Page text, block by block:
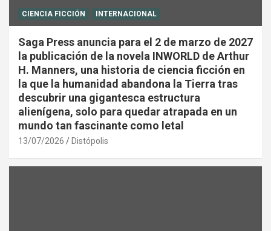
CIENCIA FICCIÓN INTERNACIONAL
Saga Press anuncia para el 2 de marzo de 2027
la publicación de la novela INWORLD de Arthur
H. Manners, una historia de ciencia ficción en
la que la humanidad abandona la Tierra tras
descubrir una gigantesca estructura
alienígena, solo para quedar atrapada en un
mundo tan fascinante como letal
13/07/2026 Distópolis